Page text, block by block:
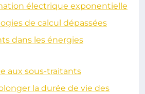
électrique exponentielle
de calcul dépassées
dans les énergies
aux sous-traitants
la durée de vie des